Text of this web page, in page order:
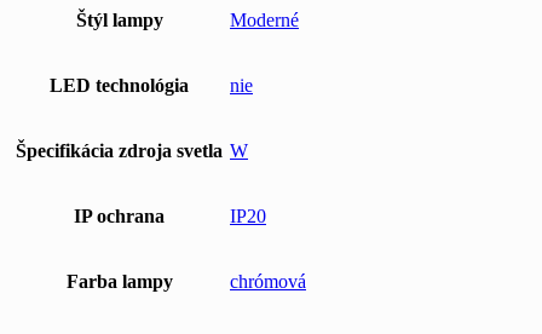
Štýl lampy Moderné
LED technológia nie
Špecifikácia zdroja svetla W
IP ochrana IP20
Farba lampy chrómová